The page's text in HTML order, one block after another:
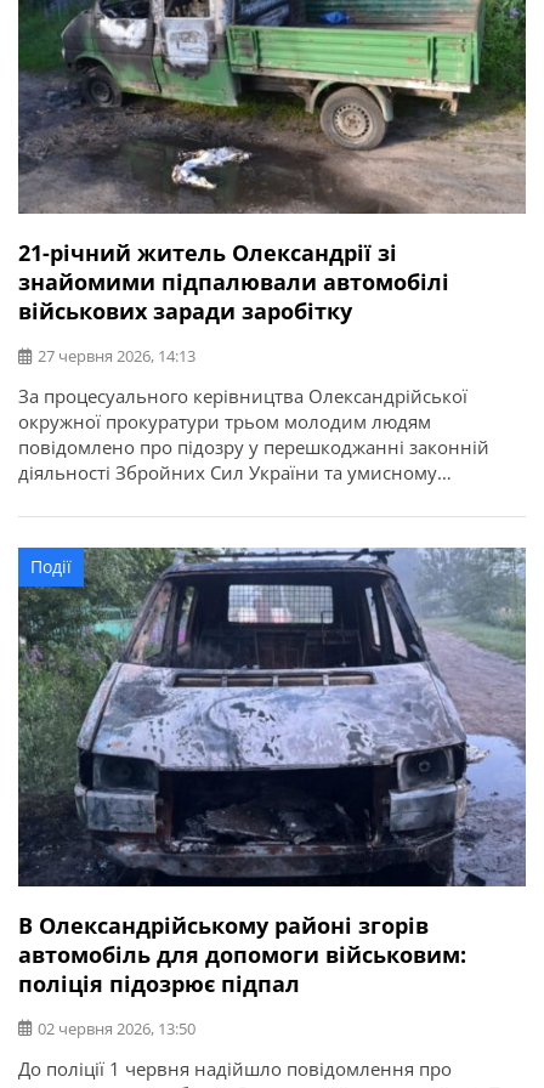
21-річний житель Олександрії зі
знайомими підпалювали автомобілі
військових заради заробітку
27 червня 2026, 14:13
За процесуального керівництва Олександрійської
окружної прокуратури трьом молодим людям
повідомлено про підозру у перешкоджанні законній
діяльності Збройних Сил України та умисному
повідомляє Кіровоградська обласна прокуратура.
Йдеться про 21-річного жителя Олександрії, його 23-
річну співмешканку та 21-річного знайомого. За
даними слідства, наприкінці травня один із фігурантів у
пошуках швидкого заробітку натрапив […]
Події
В Олександрійському районі згорів
автомобіль для допомоги військовим:
поліція підозрює підпал
02 червня 2026, 13:50
До поліції 1 червня надійшло повідомлення про